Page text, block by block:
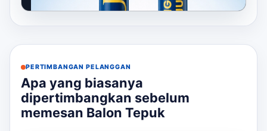
mulai dari gathering, seminar, launc...
PERTIMBANGAN PELANGGAN
Apa yang biasanya
dipertimbangkan sebelum
memesan Balon Tepuk